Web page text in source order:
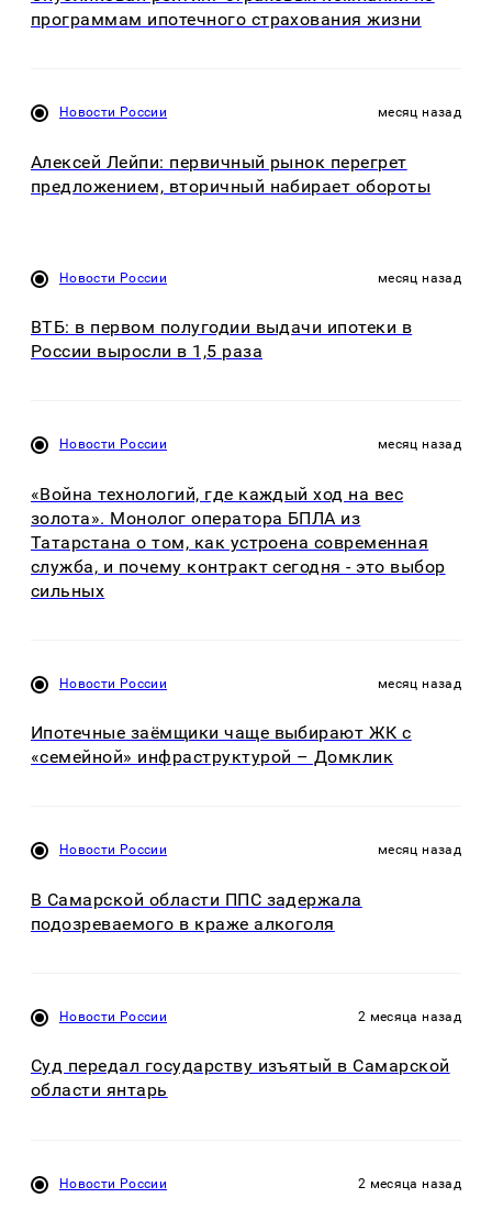
программам ипотечного страхования жизни
Новости России месяц назад
Алексей Лейпи: первичный рынок перегрет
предложением, вторичный набирает обороты
Новости России месяц назад
ВТБ: в первом полугодии выдачи ипотеки в
России выросли в 1,5 раза
Новости России месяц назад
«Война технологий, где каждый ход на вес
золота». Монолог оператора БПЛА из
Татарстана о том, как устроена современная
служба, и почему контракт сегодня - это выбор
сильных
Новости России месяц назад
Ипотечные заёмщики чаще выбирают ЖК с
«семейной» инфраструктурой – Домклик
Новости России месяц назад
В Самарской области ППС задержала
подозреваемого в краже алкоголя
Новости России 2 месяца назад
Суд передал государству изъятый в Самарской
области янтарь
Новости России 2 месяца назад